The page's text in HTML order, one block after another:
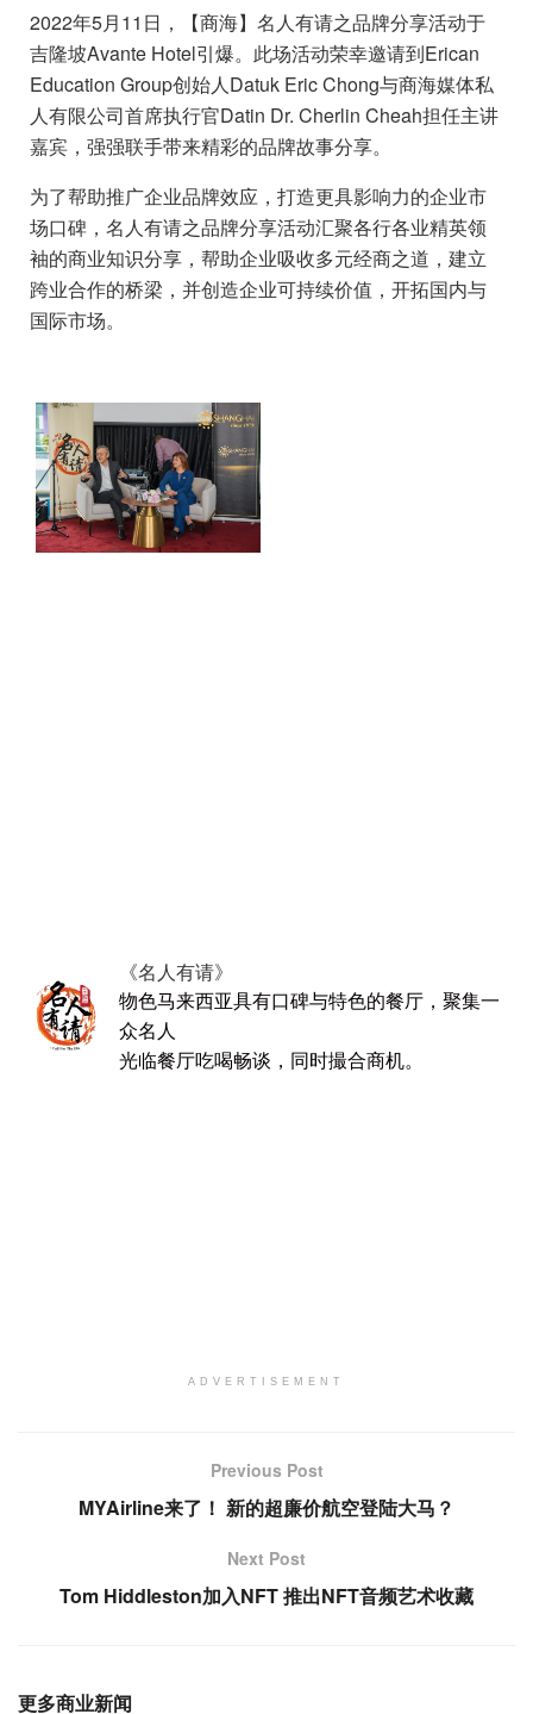
2022年5月11日，【商海】名人有请之品牌分享活动于
吉隆坡Avante Hotel引爆。此场活动荣幸邀请到Erican
Education Group创始人Datuk Eric Chong与商海媒体私
人有限公司首席执行官Datin Dr. Cherlin Cheah担任主讲
嘉宾，强强联手带来精彩的品牌故事分享。
为了帮助推广企业品牌效应，打造更具影响力的企业市
场口碑，名人有请之品牌分享活动汇聚各行各业精英领
袖的商业知识分享，帮助企业吸收多元经商之道，建立
跨业合作的桥梁，并创造企业可持续价值，开拓国内与
国际市场。
《名人有请》
物色马来西亚具有口碑与特色的餐厅，聚集一
众名人
光临餐厅吃喝畅谈，同时撮合商机。
ADVERTISEMENT
Previous Post
MYAirline来了！ 新的超廉价航空登陆大马？
Next Post
Tom Hiddleston加入NFT 推出NFT音频艺术收藏
更多商业新闻